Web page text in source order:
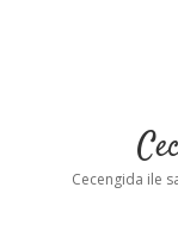
Cecengida ile